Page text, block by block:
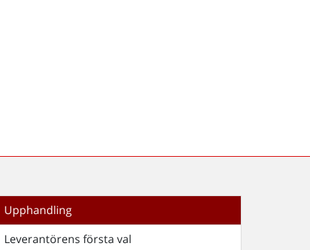
Upphandling
Leverantörens första val